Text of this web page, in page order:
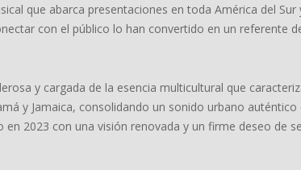
que abarca presentaciones en toda América del Sur
con el público lo han convertido en un referente
y cargada de la esencia multicultural que
y Jamaica, consolidando un sonido urbano
2023 con una visión renovada y un firme deseo de